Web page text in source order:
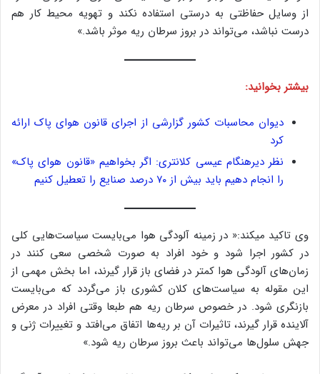
از وسایل حفاظتی به درستی استفاده نکند و تهویه محیط کار هم
درست نباشد، می‌تواند در بروز سرطان ریه موثر باشد.»
بیشتر بخوانید:
دیوان محاسبات کشور گزارشی از اجرای قانون هوای پاک ارائه
کرد
نظر دیرهنگام عیسی کلانتری: اگر بخواهیم «قانون هوای پاک»
را انجام دهیم باید بیش از ۷۰ درصد صنایع را تعطیل کنیم
وی تاکید میکند:« در زمینه آلودگی هوا می‌بایست سیاست‌هایی کلی
در کشور اجرا شود و خود افراد به صورت شخصی سعی کنند در
زمان‌های آلودگی هوا کمتر در فضای باز قرار گیرند، اما بخش مهمی از
این مقوله به سیاست‌های کلان کشوری باز می‌گردد که می‌بایست
بازنگری شود. در خصوص سرطان ریه هم طبعا وقتی افراد در معرض
آلاینده قرار گیرند، تاثیرات آن بر ریه‌ها اتفاق می‌افتد و تغییرات ژنی و
جهش سلول‌ها می‌تواند باعث بروز سرطان ریه شود.»